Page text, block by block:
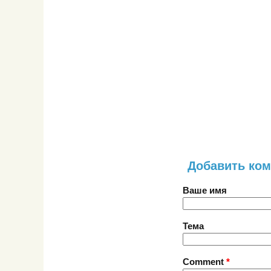
Добавить
Ваше имя
Тема
Comment *